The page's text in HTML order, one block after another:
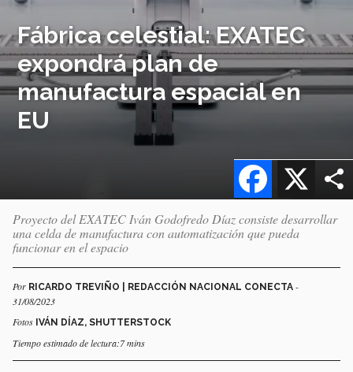
Fábrica celestial: EXATEC
expondrá plan de
manufactura espacial en
EU
X
Facebook
Proyecto del EXATEC Iván Godofredo Díaz consiste desarrollar
una celda de manufactura con automatización que pueda
funcionar en el espacio
Por RICARDO TREVIÑO | REDACCIÓN NACIONAL CONECTA -
31/08/2023
Fotos IVÁN DÍAZ, SHUTTERSTOCK
Tiempo estimado de lectura:7 mins